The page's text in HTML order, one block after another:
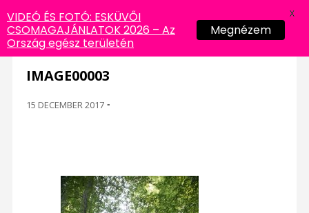
IMAGE00003
15 DECEMBER 2017 -
VIDEÓ ÉS FOTÓ: ESKÜVŐI
CSOMAGAJÁNLATOK 2026 – Az
Ország egész területén
Megnézem
X